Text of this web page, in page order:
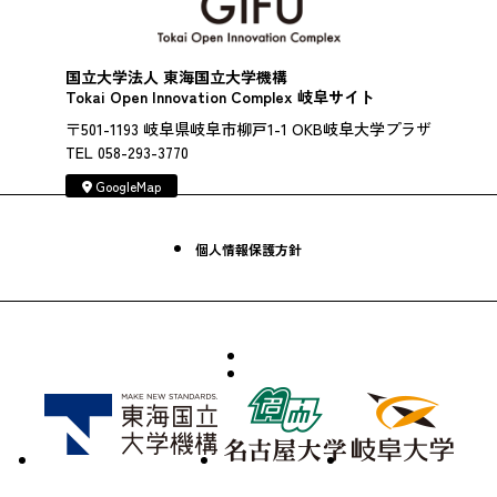
国立大学法人 東海国立大学機構
Tokai Open Innovation Complex 岐阜サイト
〒501-1193 岐阜県岐阜市柳戸1-1 OKB岐阜大学プラザ
TEL 058-293-3770
GoogleMap
個人情報保護方針